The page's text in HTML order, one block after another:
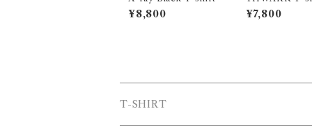
¥8,800 ¥7,800
T-SHIRT